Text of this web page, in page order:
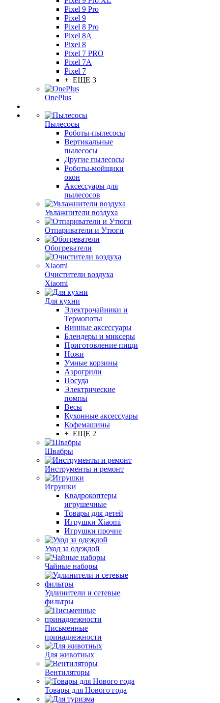
Pixel 9 Pro
Pixel 9
Pixel 8 Pro
Pixel 8A
Pixel 8
Pixel 7 PRO
Pixel 7A
Pixel 7
+ ЕЩЕ 3
OnePlus
Пылесосы
Роботы-пылесосы
Вертикальные
пылесосы
Другие пылесосы
Роботы-мойщики
окон
Аксессуары для
пылесосов
Увлажнители воздуха
Отпариватели и Утюги
Обогреватели
Очистители воздуха
Xiaomi
Для кухни
Электрочайники и
Термопоты
Винные аксессуары
Блендеры и миксеры
Приготовление пищи
Ножи
Умные корзины
Аэрогрили
Посуда
Электрические
помпы
Весы
Кухонные аксессуары
Кофемашины
+ ЕЩЕ 2
Швабры
Инструменты и ремонт
Игрушки
Квадрокоптеры
игрушечные
Товары для детей
Игрушки Xiaomi
Игрушки прочие
Уход за одеждой
Чайные наборы
Удлинители и сетевые
фильтры
Письменные
принадлежности
Для животных
Вентиляторы
Товары для Нового года